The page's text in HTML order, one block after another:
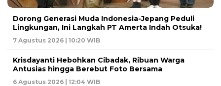
Dorong Generasi Muda Indonesia-Jepang Peduli
Lingkungan, Ini Langkah PT Amerta Indah Otsuka!
7 Agustus 2026 | 10:20 WIB
Krisdayanti Hebohkan Cibadak, Ribuan Warga
Antusias hingga Berebut Foto Bersama
6 Agustus 2026 | 12:04 WIB